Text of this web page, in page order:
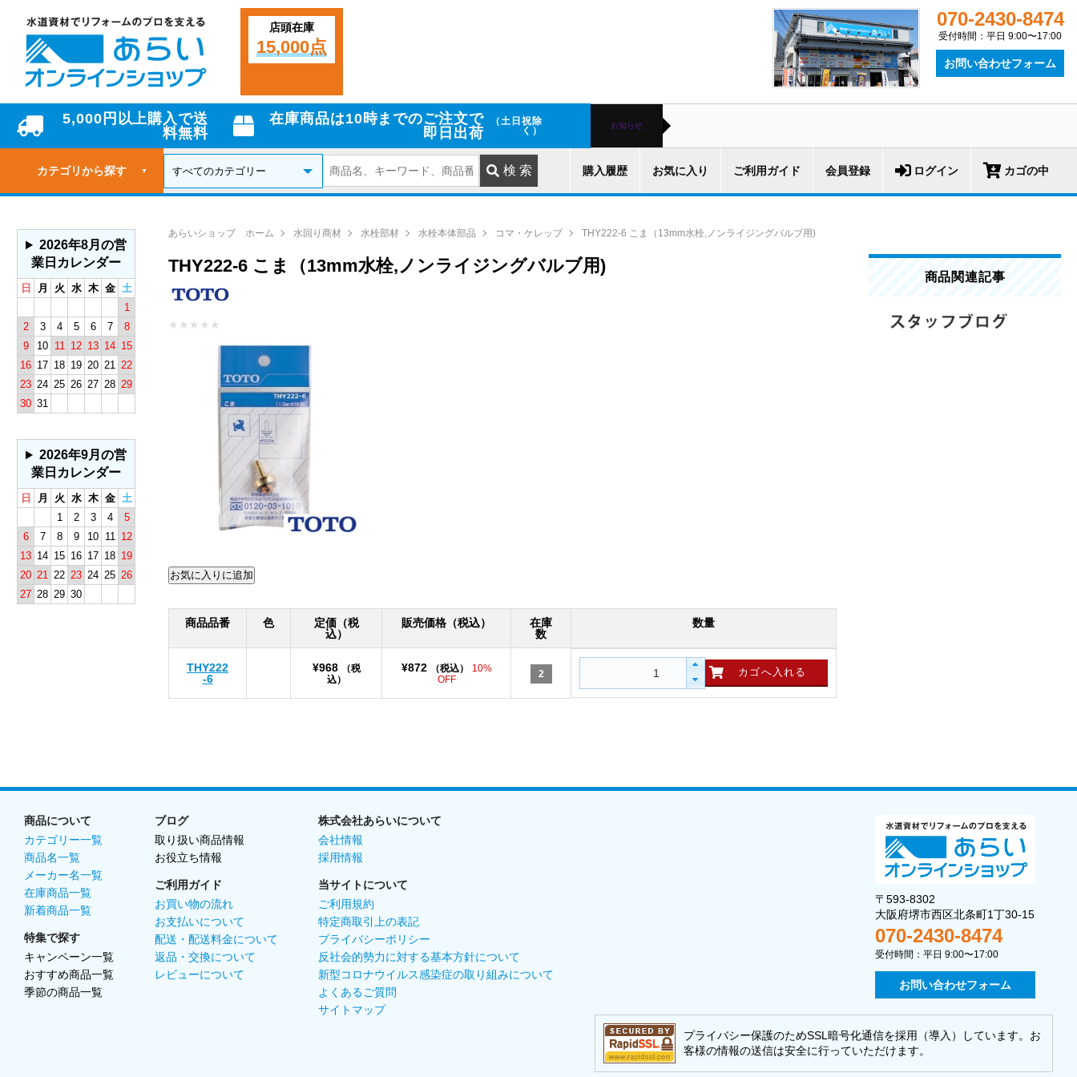
店頭在庫
15,000点
070-2430-8474
受付時間：平日 9:00〜17:00
お問い合わせフォーム
5,000円以上購入で送
料無料
在庫商品は10時までのご注文で
即日出荷
（土日祝除
く）
お知らせ
カテゴリから探す ▼ 購入履歴 お気に入り ご利用ガイド 会員登録 ログイン カゴの中
あらいショップ ホーム 水回り商材 水栓部材 水栓本体部品 コマ・ケレップ THY222-6 こま（13mm水栓,ノンライジングバルブ用)
THY222-6 こま（13mm水栓,ノンライジングバルブ用)
★ ★ ★ ★ ★
商品品番 色
定価（税
込）
販売価格（税込）
在庫
数
数量
THY222
-6
¥968
（税
込）
¥872 （税込）
10%
OFF
2
商品関連記事
2026年8月の営
業日カレンダー
日 月 火 水 木 金 土
1
2
3 4 5 6 7
8
9
10 11 12 13 14 15
16 17 18 19 20 21 22
23 24 25 26 27 28 29
30 31
2026年9月の営
業日カレンダー
日 月 火 水 木 金 土
1
2 3 4
5
6
7 8 9 10 11 12
13 14 15 16 17 18 19
20 21 22 23 24 25 26
27 28 29 30
商品について
カテゴリー一覧
商品名一覧
メーカー名一覧
在庫商品一覧
新着商品一覧
特集で探す
キャンペーン一覧
おすすめ商品一覧
季節の商品一覧
ブログ
取り扱い商品情報
お役立ち情報
ご利用ガイド
お買い物の流れ
お支払いについて
配送・配送料金について
返品・交換について
レビューについて
株式会社あらいについて
会社情報
採用情報
当サイトについて
ご利用規約
特定商取引上の表記
プライバシーポリシー
反社会的勢力に対する基本方針について
新型コロナウイルス感染症の取り組みについて
よくあるご質問
サイトマップ
〒593-8302
大阪府堺市西区北条町1丁30-15
070-2430-8474
受付時間：平日 9:00〜17:00
お問い合わせフォーム
プライバシー保護のためSSL暗号化通信を採用（導入）しています。お
客様の情報の送信は安全に行っていただけます。